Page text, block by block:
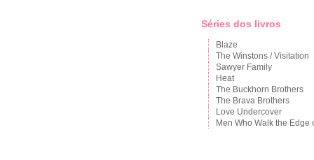
Séries dos livros
Blaze
The Winstons / Visitation
Sawyer Family
Heat
The Buckhorn Brothers
The Brava Brothers
Love Undercover
Men Who Walk the Edge